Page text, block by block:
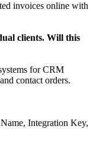
invoices online with
clients. Will this
for CRM
contact orders.
Integration Key,